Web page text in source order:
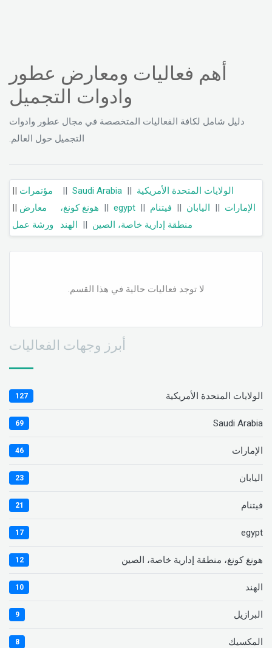
أهم فعاليات ومعارض عطور
وادوات التجميل
دليل شامل لكافة الفعاليات المتخصصة في مجال عطور وادوات
التجميل حول العالم.
الولايات المتحدة الأمريكية ||
Saudi Arabia
||
الإمارات || اليابان || فيتنام ||
egypt
|| هونغ كونغ،
منطقة إدارية خاصة، الصين || الهند
مؤتمرات ||
معارض ||
ورشة عمل
لا توجد فعاليات حالية في هذا القسم.
أبرز وجهات الفعاليات
الولايات المتحدة الأمريكية 127
Saudi Arabia
69
الإمارات 46
اليابان 23
فيتنام 21
egypt
17
هونغ كونغ، منطقة إدارية خاصة، الصين 12
الهند 10
البرازيل 9
المكسيك 8